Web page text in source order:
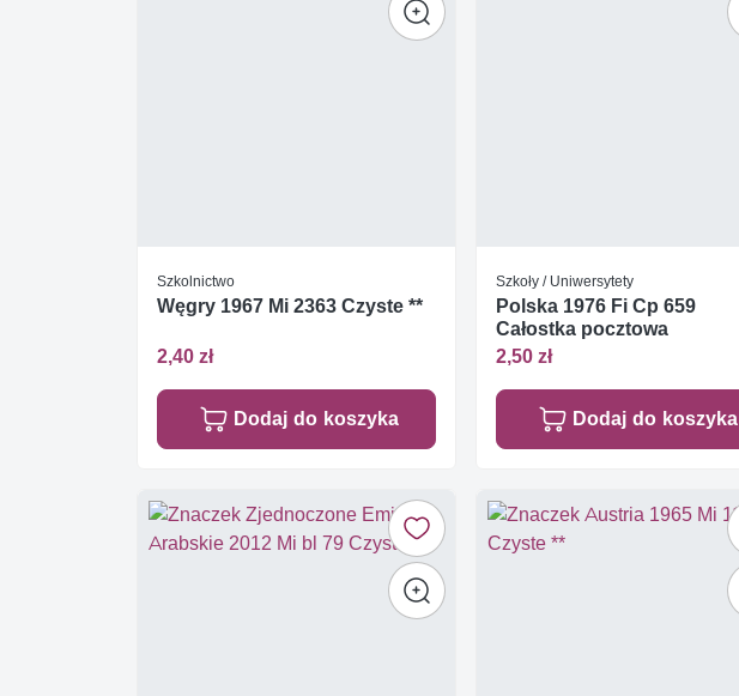
Szkolnictwo
Węgry 1967 Mi 2363 Czyste **
2,40 zł
Dodaj do koszyka
Szkoły / Uniwersytety
Polska 1976 Fi Cp 659
Całostka pocztowa
2,50 zł
Dodaj do koszyka